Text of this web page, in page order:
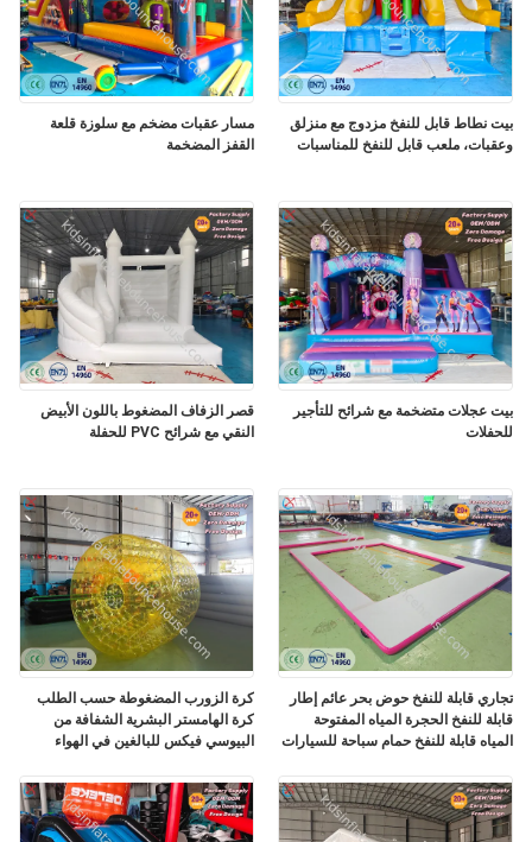
مسار عقبات مضخم مع سلوزة قلعة
القفز المضخمة
بيت نطاط قابل للنفخ مزدوج مع منزلق
وعقبات، ملعب قابل للنفخ للمناسبات
قصر الزفاف المضغوط باللون الأبيض
النقي مع شرائح PVC للحفلة
بيت عجلات متضخمة مع شرائح للتأجير
للحفلات
كرة الزورب المضغوطة حسب الطلب
كرة الهامستر البشرية الشفافة من
البيوسي فيكس للبالغين في الهواء
تجاري قابلة للنفخ حوض بحر عائم إطار
قابلة للنفخ الحجرة المياه المفتوحة
المياه قابلة للنفخ حمام سباحة للسيارات